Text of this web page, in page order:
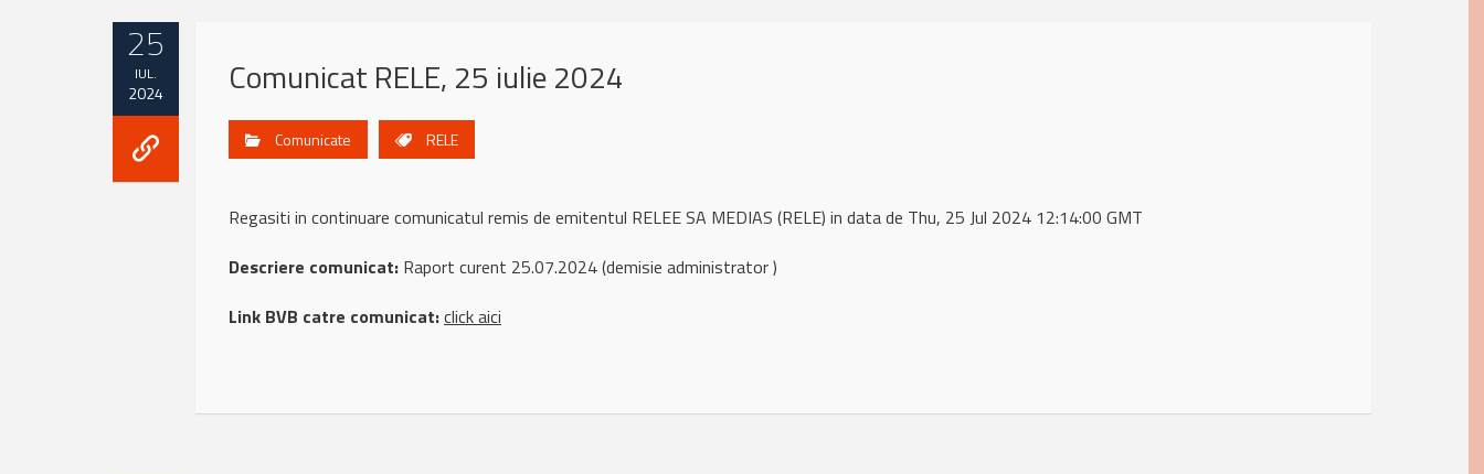
25
IUL.
2024 Comunicat RELE, 25 iulie 2024
Comunicate RELE
Regasiti in continuare comunicatul remis de emitentul RELEE SA MEDIAS (RELE) in data de Thu, 25 Jul 2024 12:14:00 GMT
Descriere comunicat: Raport curent 25.07.2024 (demisie administrator )
Link BVB catre comunicat:click aici